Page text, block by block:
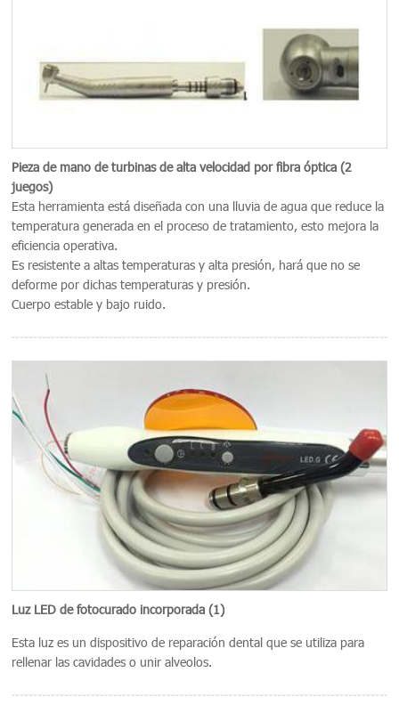
Pieza de mano de turbinas de alta velocidad por fibra óptica (2
juegos)
Esta herramienta está diseñada con una lluvia de agua que reduce la
temperatura generada en el proceso de tratamiento, esto mejora la
eficiencia operativa.
Es resistente a altas temperaturas y alta presión, hará que no se
deforme por dichas temperaturas y presión.
Cuerpo estable y bajo ruido.
Luz LED de fotocurado incorporada (1)
Esta luz es un dispositivo de reparación dental que se utiliza para
rellenar las cavidades o unir alveolos.